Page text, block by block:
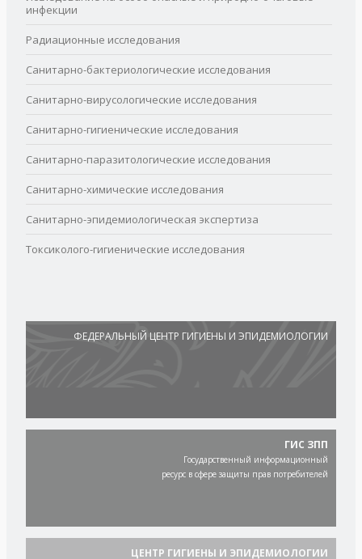
инфекции
Радиационные исследования
Санитарно-бактериологические исследования
Санитарно-вирусологические исследования
Санитарно-гигиенические исследования
Санитарно-паразитологические исследования
Санитарно-химические исследования
Санитарно-эпидемиологическая экспертиза
Токсиколого-гигиенические исследования
ФЕДЕРАЛЬНЫЙ ЦЕНТР ГИГИЕНЫ И ЭПИДЕМИОЛОГИИ
ГИС ЗПП
Государственный информационный
ресурс в сфере защиты прав потребителей
ЦЕНТР ГИГИЕНЫ И ЭПИДЕМИОЛОГИИ